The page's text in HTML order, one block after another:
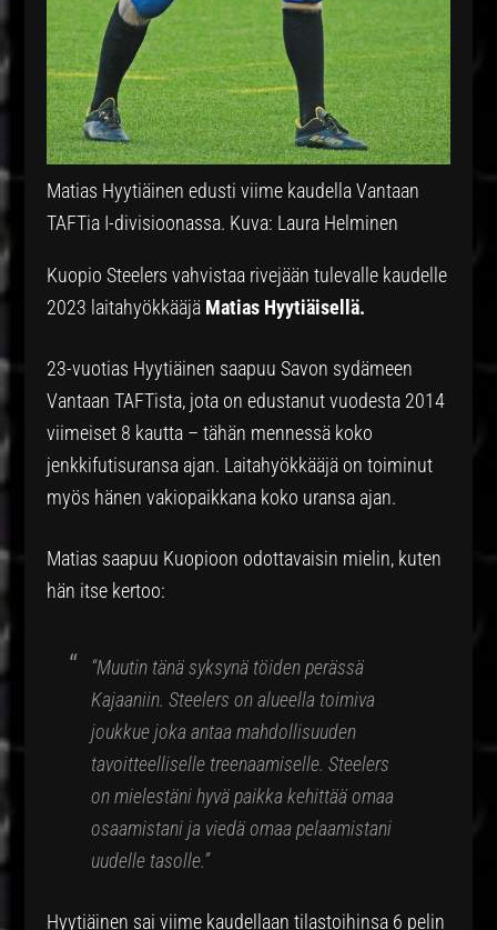
Matias Hyytiäinen edusti viime kaudella Vantaan
TAFTia I-divisioonassa. Kuva: Laura Helminen
Kuopio Steelers vahvistaa rivejään tulevalle kaudelle
2023 laitahyökkääjä Matias Hyytiäisellä.
23-vuotias Hyytiäinen saapuu Savon sydämeen
Vantaan TAFTista, jota on edustanut vuodesta 2014
viimeiset 8 kautta – tähän mennessä koko
jenkkifutisuransa ajan. Laitahyökkääjä on toiminut
myös hänen vakiopaikkana koko uransa ajan.
Matias saapuu Kuopioon odottavaisin mielin, kuten
hän itse kertoo:
“Muutin tänä syksynä töiden perässä
Kajaaniin. Steelers on alueella toimiva
joukkue joka antaa mahdollisuuden
tavoitteelliselle treenaamiselle. Steelers
on mielestäni hyvä paikka kehittää omaa
osaamistani ja viedä omaa pelaamistani
uudelle tasolle.”
Hyytiäinen sai viime kaudellaan tilastoihinsa 6 pelin